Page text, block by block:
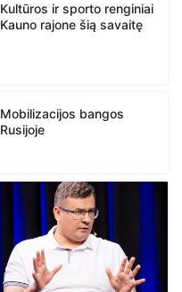
Kultūros ir sporto renginiai
Kauno rajone šią savaitę
Mobilizacijos bangos
Rusijoje